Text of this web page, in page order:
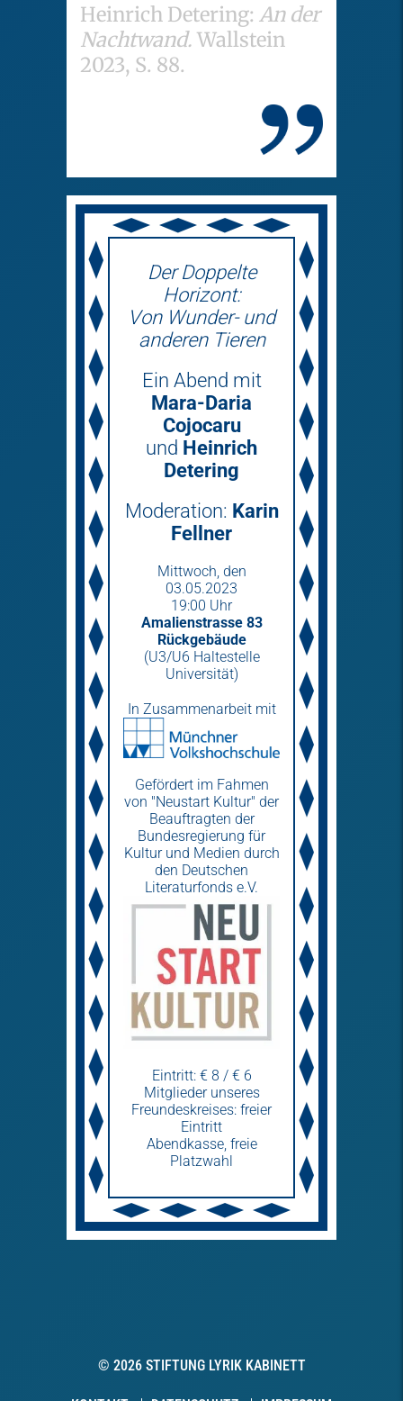
Heinrich Detering: An der
Nachtwand. Wallstein
2023, S. 88.
Der Doppelte
Horizont:
Von Wunder- und
anderen Tieren
Ein Abend mit
Mara-Daria
Cojocaru
und Heinrich
Detering
Moderation: Karin
Fellner
Mittwoch­, den
03.05.2023
19:00 Uhr
Amalienstrasse 83
Rückgebäude
(U3/U6 Haltestelle
Universität)
In Zusammenarbeit mit
Gefördert im Fahmen
von "Neustart Kultur" der
Beauftragten der
Bundesregierung für
Kultur und Medien durch
den Deutschen
Literaturfonds e.V.
Eintritt: € 8 / € 6
Mitglieder unseres
Freundeskreises: freier
Eintritt
Abendkasse, freie
Platzwahl
© 2026 STIFTUNG LYRIK KABINETT